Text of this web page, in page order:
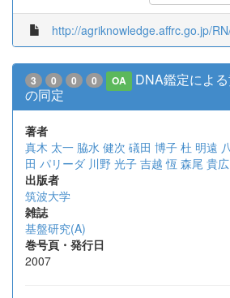
http://agriknowledge.affrc.go.jp/
3 0 0 0 OA
DNA鑑定によ
の同定
著者
真木 太一 脇水 健次 礒田 博子 杜 明遠
田 パリーダ 川野 光子 吉越 恆 森尾 貴広
出版者
筑波大学
雑誌
基盤研究(A)
巻号頁・発行日
2007